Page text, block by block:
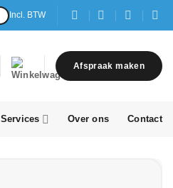
Incl. BTW
Afspraak maken
Services Over ons Contact